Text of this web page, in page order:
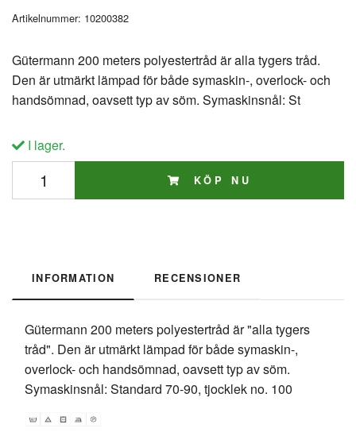
Artikelnummer: 10200382
Gütermann 200 meters polyestertråd är alla tygers tråd.
Den är utmärkt lämpad för både symaskin-, overlock- och
handsömnad, oavsett typ av söm. Symaskinsnål: St
I lager.
KÖP NU
INFORMATION RECENSIONER
Gütermann 200 meters polyestertråd är "alla tygers
tråd". Den är utmärkt lämpad för både symaskin-,
overlock- och handsömnad, oavsett typ av söm.
Symaskinsnål: Standard 70-90, tjocklek no. 100